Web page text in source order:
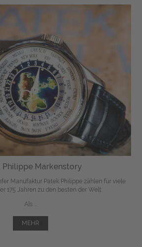
Philippe Markenstory
Manufaktur Patek Philippe zählen für viele
175 Jahren zu den besten der Welt.
Als ...
MEHR